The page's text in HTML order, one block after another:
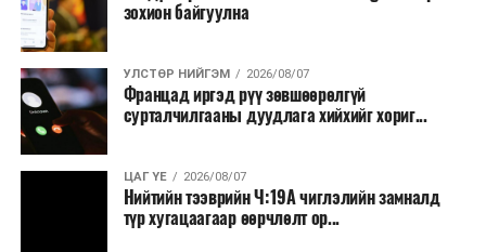
Заавал олгохоос бусад тэтгэмж, урамшуулал.
Санхүүгийн хэмнэлтийн горимыг 2026 оны
арванхоёрдугаар сарын 31 хүртэл мөрдөнө. Харин
эрүүл мэндийн салбар уг хэмнэлтийн горимд
хамрагдахгүй бөгөөд цэцэрлэг, сургуулийн хүүхдийн
эрт илрүүлэг, вакцинжуулалт, томуу, томуу төст
өвчний эсрэг арга хэмжээ зэрэг зайлшгүй
зохион байгуулна
УЛСТӨР НИЙГЭМ 2026/08/07
Францад иргэд рүү зөвшөөрөлгүй
сурталчилгааны дуудлага хийхийг хориг...
ЦАГ ҮЕ 2026/08/07
Нийтийн тээврийн Ч:19А чиглэлийн замналд
түр хугацаагаар өөрчлөлт ор...